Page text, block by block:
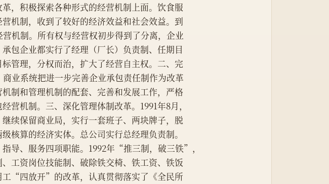
，积极探索各种形式的经营机制上面。饮食服
机制，收到了较好的经济效益和社会效益。到
机制。所有权与经营权初步得到了分离，企业
包企业都实行了经理（厂长）负责制、任期目
管理，分权而治，扩大了经营自主权。二、完
业系统把进一步完善企业承包责任制作为改革
制和管理机制的配套、完善和发展工作，严格
营机制。三、深化管理体制改革。1991年8月，
续保留商业局，实行一套班子、两块牌子，脱
核算的经济实体。总公司实行总经理负责制。
导、服务四项职能。1992年“推三制，破三铁”，
工资岗位技能制、破除铁交椅、铁工资、铁饭
工“四放开”的改革，认真贯彻落实了《全民所